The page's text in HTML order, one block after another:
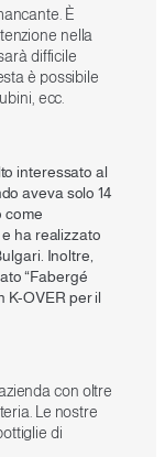
È
nella
difficile
è possibile
ecc.
interessato al
aveva solo 14
come
ha realizzato
Inoltre,
“Fabergé
K-OVER per il
con oltre
Le nostre
di